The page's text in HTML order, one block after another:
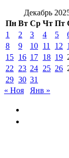
Декабрь
Пн Вт Ср Чт Пт
1
2 3 4 5
8
9 10 11 12
15 16 17 18 19
22
23 24 25 26
29 30 31
« Ноя
Янв »